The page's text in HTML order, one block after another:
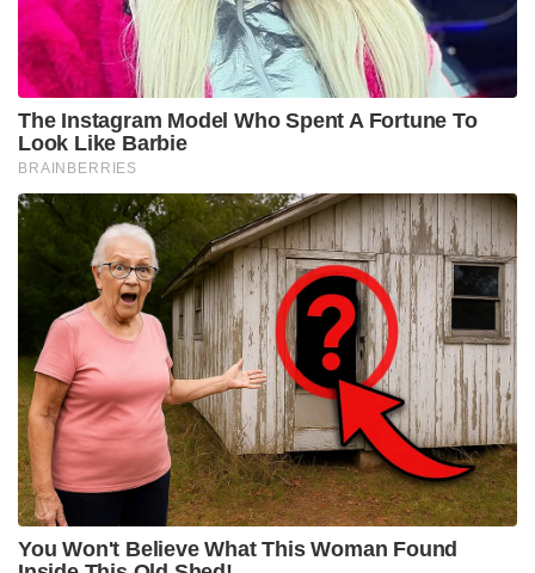
കൂട്ടംകൂടി നിൽക്കുന്നതും പൂർണ്ണമായും
നിരോധിച്ചിട്ടുണ്ട്. കനത്ത മഴ മുന്നറിയിപ്പ്
നിലനിൽക്കുന്നതിനാൽ വിനോദസഞ്ചാരികൾ
വെള്ളച്ചാട്ടങ്ങൾ, മലയോര മേഖലകൾ
എന്നിവടങ്ങളിലേക്കുള്ള യാത്രകൾ പൂർണ്ണമായും
ഒഴിവാക്കണം. അതിശക്തമായ മഴ കാരണം കാഴ്ച
പരിധി കുറയാൻ സാധ്യതയുള്ളതിനാൽ
റോഡുകളിലൂടെ വാഹനം ഓടിക്കുന്നവർ പ്രത്യേക
ശ്രദ്ധ പുലർത്തേണ്ടതുണ്ട്. കടൽ പ്രക്ഷുബ്ധമാകാൻ
സാധ്യതയുള്ളതിനാൽ കേരള തീരത്തുനിന്നും
മത്സ്യത്തൊഴിലാളികൾ കടലിൽ പോകരുതെന്ന
കർശന നിർദ്ദേശവും അധികൃതർ നൽകിയിട്ടുണ്ട്.
Tags: orange alert RAIN ALERT kerala weather